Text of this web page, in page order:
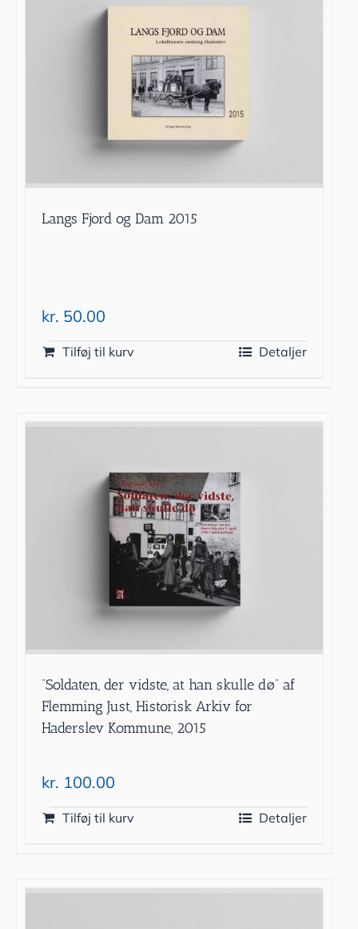
Langs Fjord og Dam 2015
kr. 50.00
Tilføj til kurv Detaljer
”Soldaten, der vidste, at han skulle dø” af
Flemming Just, Historisk Arkiv for
Haderslev Kommune, 2015
kr. 100.00
Tilføj til kurv Detaljer